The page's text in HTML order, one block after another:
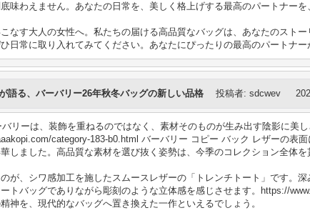
味わえません。あなたの日常を、美しく格上げする最高のパートナー
なす大人の女性へ。私たちの届ける高品質なバッグは、あなたのスト
日常に取り入れてみてください。あなたにぴったりの最高のパートナー
語る、バーバリー26年秋冬バッグの新しい品格 投稿者: sdcwev
リーは、装飾を重ねるのではなく、素材そのものが生み出す陰影に美
category-183-b0.html バーバリー コピー バック レザーの表
しました。高品質な素材を選び抜く姿勢は、今季のコレクション全体を
が、シワ感加工を施したスムースレザーの「トレンチトート」です。
トバッグでありながら彫刻のような立体感を感じさせます。https://
神を、現代的なバッグへ置き換えた一作といえるでしょう。